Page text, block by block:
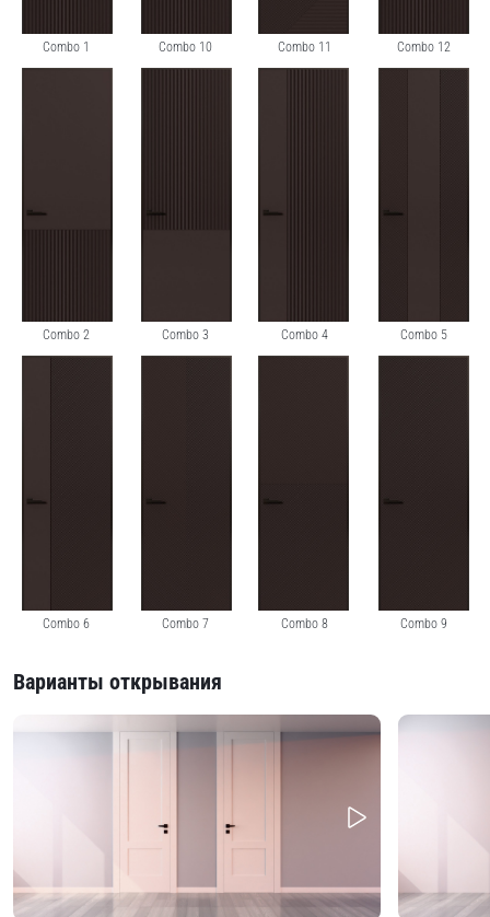
Combo 1 Combo 10 Combo 11 Combo 12
Combo 2 Combo 3 Combo 4 Combo 5
Combo 6 Combo 7 Combo 8 Combo 9
Варианты открывания